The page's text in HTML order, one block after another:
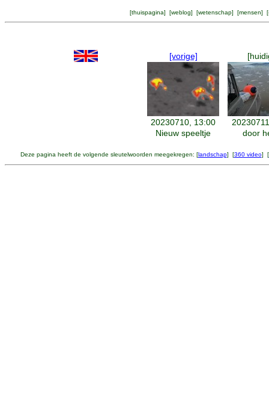
[thuispagina] [weblog] [wetenschap] [mensen] [
[vorige]
20230710, 13:00
Nieuw speeltje
door
Deze pagina heeft de volgende sleutelwoorden meegekregen: [landschap] [360 video] [